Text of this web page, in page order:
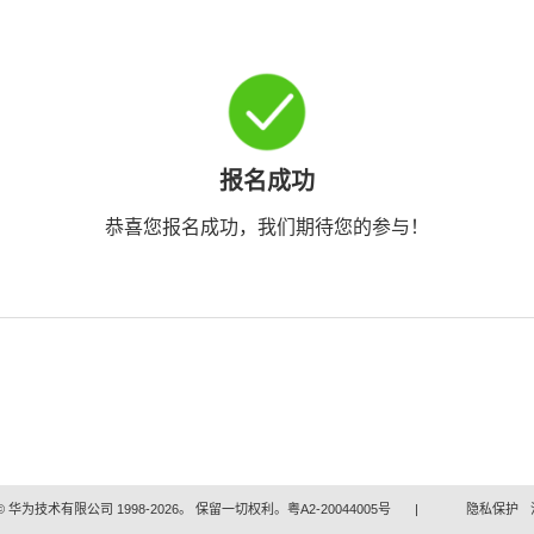
报名成功
恭喜您报名成功，我们期待您的参与！
华为技术有限公司 1998-2026。 保留一切权利。粤A2-20044005号 | 隐私保护